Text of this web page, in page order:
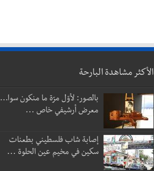
الأكثر مشاهدة البارحة
بالصور: لأوّل مرّة ما منكون سوا…
معرض أرشيفي خاص ...
إصابة شاب فلسطيني بطعنات
سكين في مخيم عين الحلوة ...